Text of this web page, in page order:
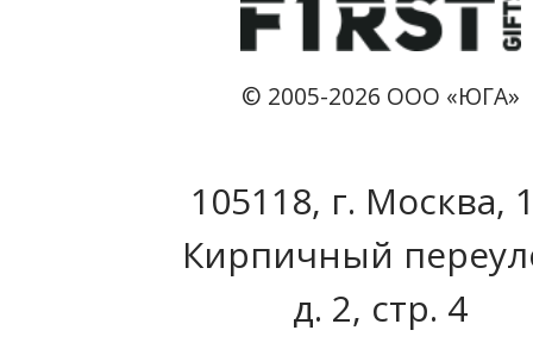
© 2005-2026 ООО «ЮГА»
105118, г. Москва,
Кирпичный
д. 2, стр. 4